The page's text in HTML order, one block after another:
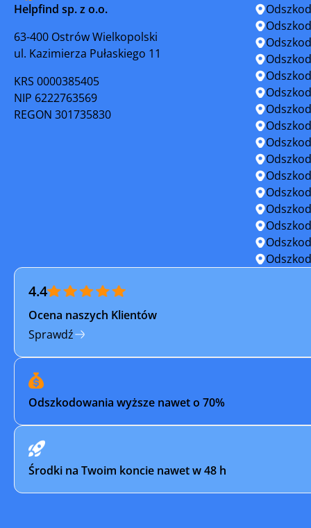
Moryń
Nowe Warpno
Płoty Polanów
Pyrzyce
Sławno
Suchań
Świdwin
Tychowo
Wolin
Helpfind sp. z o.o.
63-400 Ostrów Wielkopolski
ul. Kazimierza Pułaskiego 11
KRS 0000385405
NIP 6222763569
REGON 301735830
4.4
Ocena naszych Klientów
Sprawdź
Odszkodowania wyższe nawet o 70%
Środki na Twoim koncie nawet w 48 h